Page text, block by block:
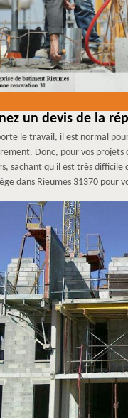
un devis de la
le travail, il est normal
Donc, pour vos
sachant qu'il est très
dans Rieumes 31370 pour